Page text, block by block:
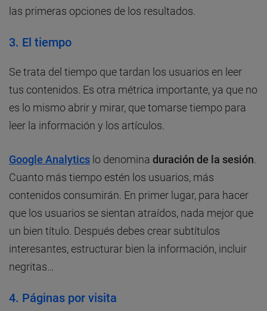
las primeras opciones de los resultados.
3. El tiempo
Se trata del tiempo que tardan los usuarios en leer
tus contenidos. Es otra métrica importante, ya que no
es lo mismo abrir y mirar, que tomarse tiempo para
leer la información y los artículos.
Google Analytics lo denomina duración de la sesión
Cuanto más tiempo estén los usuarios, más
contenidos consumirán. En primer lugar, para hacer
que los usuarios se sientan atraídos, nada mejor que
un bien título. Después debes crear subtítulos
interesantes, estructurar bien la información, incluir
negritas…
4. Páginas por visita